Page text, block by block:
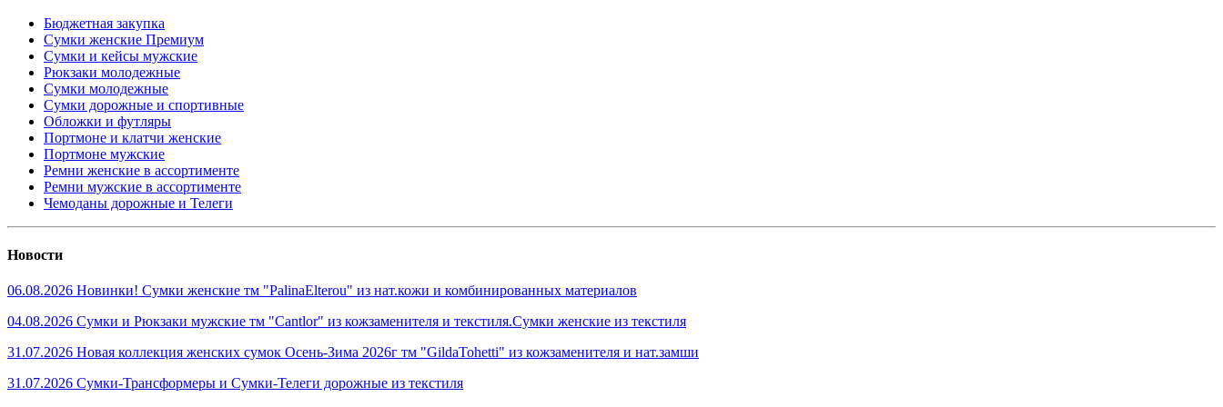
Бюджетная закупка
Сумки женские Премиум
Сумки и кейсы мужские
Рюкзаки молодежные
Сумки молодежные
Сумки дорожные и спортивные
Обложки и футляры
Портмоне и клатчи женские
Портмоне мужские
Ремни женские в ассортименте
Ремни мужские в ассортименте
Чемоданы дорожные и Телеги
Новости
06.08.2026 Новинки! Сумки женские тм "PalinaElterou" из нат.кожи и комбинированных материалов
04.08.2026 Сумки и Рюкзаки мужские тм "Cantlor" из кожзаменителя и текстиля.Сумки женские из текстиля
31.07.2026 Новая коллекция женских сумок Осень-Зима 2026г тм "GildaTohetti" из кожзаменителя и нат.замши
31.07.2026 Сумки-Трансформеры и Сумки-Телеги дорожные из текстиля